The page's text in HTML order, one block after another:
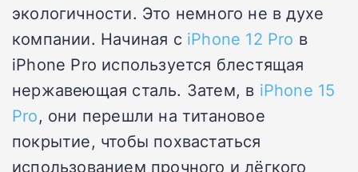
экологичности. Это немного не в духе
компании. Начиная с iPhone 12 Pro в
iPhone Pro используется блестящая
нержавеющая сталь. Затем, в iPhone 15
Pro, они перешли на титановое
покрытие, чтобы похвастаться
использованием прочного и лёгкого